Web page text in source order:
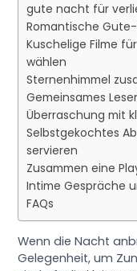
gute nacht für
Romantische
Kuschelige Filme
wählen
Sternenhimmel
Gemeinsames
Überraschung mit
Selbstgekochtes
servieren
Zusammen eine
Intime Gespräche
FAQs
Wenn die Nacht
Gelegenheit, um